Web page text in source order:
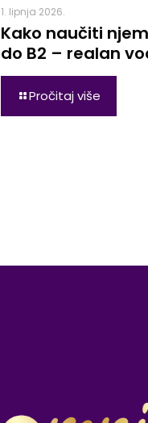
1. lipnja 2026.
Kako naučiti
do B2 – realan
Pročitaj više